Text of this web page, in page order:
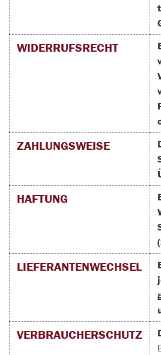
WIDERRUFSRECHT
ZAHLUNGSWEISE
HAFTUNG
LIEFERANTENWECHSEL
VERBRAUCHERSCHUTZ